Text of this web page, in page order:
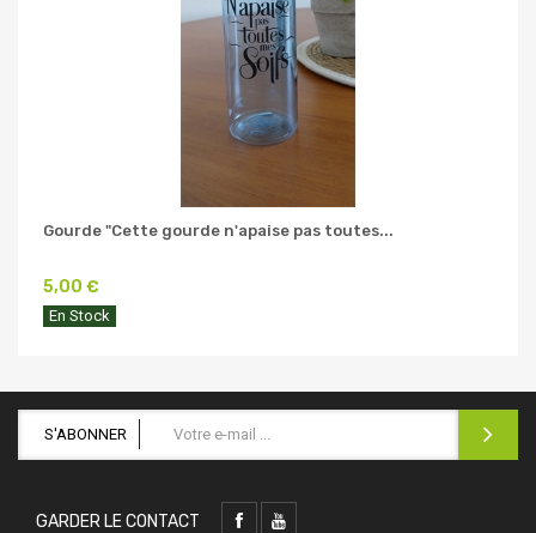
Gourde "Cette gourde n'apaise pas toutes...
5,00 €
En Stock
S'ABONNER
GARDER LE CONTACT